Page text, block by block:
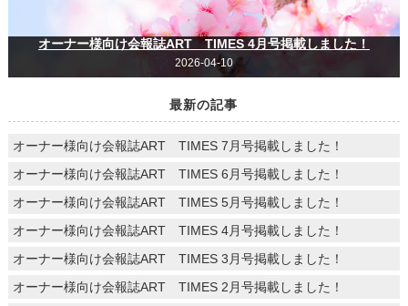
オーナー様向け会報誌ART TIMES 4月号掲載しました！
2026-04-10
最新の記事
オーナー様向け会報誌ART TIMES 7月号掲載しました！
オーナー様向け会報誌ART TIMES 6月号掲載しました！
オーナー様向け会報誌ART TIMES 5月号掲載しました！
オーナー様向け会報誌ART TIMES 4月号掲載しました！
オーナー様向け会報誌ART TIMES 3月号掲載しました！
オーナー様向け会報誌ART TIMES 2月号掲載しました！